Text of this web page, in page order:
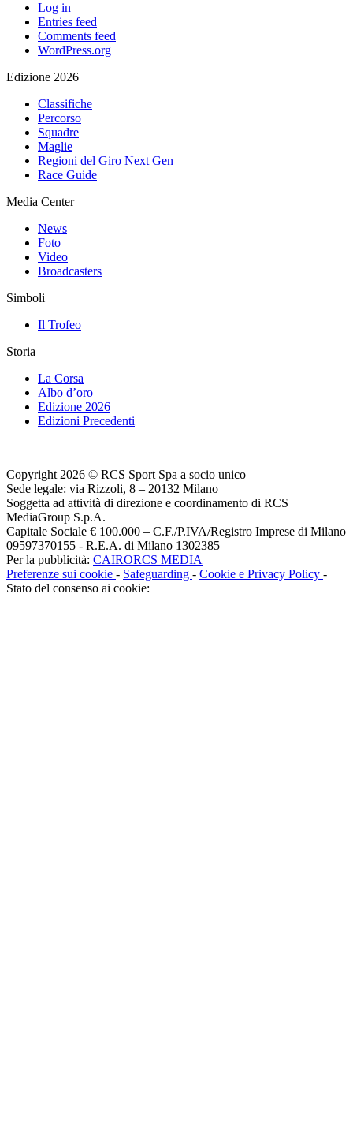
Log in
Entries feed
Comments feed
WordPress.org
Edizione 2026
Classifiche
Percorso
Squadre
Maglie
Regioni del Giro Next Gen
Race Guide
Media Center
News
Foto
Video
Broadcasters
Simboli
Il Trofeo
Storia
La Corsa
Albo d’oro
Edizione 2026
Edizioni Precedenti
Copyright 2026 © RCS Sport Spa a socio unico
Sede legale: via Rizzoli, 8 – 20132 Milano
Soggetta ad attività di direzione e coordinamento di RCS
MediaGroup S.p.A.
Capitale Sociale € 100.000 – C.F./P.IVA/Registro Imprese di Milano
09597370155 - R.E.A. di Milano 1302385
Per la pubblicità: CAIRORCS MEDIA
Preferenze sui cookie - Safeguarding - Cookie e Privacy Policy -
Stato del consenso ai cookie: